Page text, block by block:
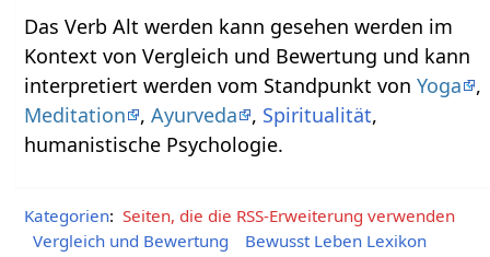
Das Verb Alt werden‏‎ kann gesehen werden im
Kontext von Vergleich und Bewertung und kann
interpretiert werden vom Standpunkt vonYoga
,
Meditation
,Ayurveda , Spiritualität,
humanistische Psychologie.
Kategorien: Seiten, die die RSS-Erweiterung verwenden
Vergleich und Bewertung
Bewusst Leben Lexikon